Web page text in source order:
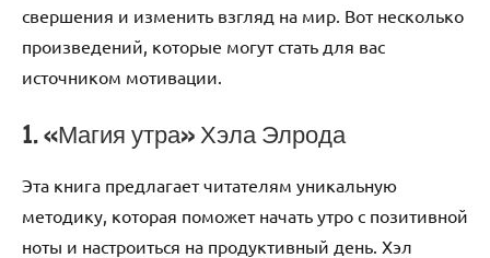
свершения и изменить взгляд на мир. Вот несколько
произведений, которые могут стать для вас
источником мотивации.
1. «Магия утра» Хэла Элрода
Эта книга предлагает читателям уникальную
методику, которая поможет начать утро с позитивной
ноты и настроиться на продуктивный день. Хэл